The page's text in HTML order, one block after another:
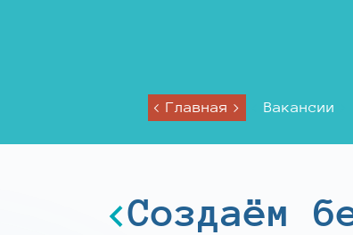
Главная Вакансии
Создаём